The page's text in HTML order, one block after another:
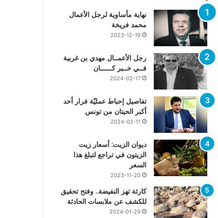
نهاية مأساوية لرجل الأعمال
محمد فريخة
2023-12-19
رجل الأعمــال مهدي بن غربية
فــي خــبر كــــــان
2024-02-17
تفاصيل إحباط عمليّة فرار أحد
أكبر الحيتان من تونس
2024-02-11
ديوان الزيت: أسعار زيت
الزيتون في تراجع لتبلغ هذا
السعر
2023-11-20
كارثة تهز النفيضة.. وفتح تحقيق
للكشف عن ملابسات الحادثة
2024-01-29